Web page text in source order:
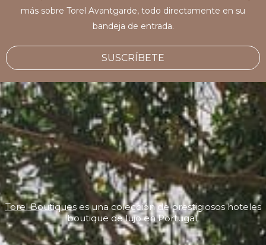
más sobre Torel Avantgarde, todo directamente en su
bandeja de entrada.
SUSCRÍBETE
Torel Boutiqueses una colección de prestigiosos hoteles
boutique de lujo en Portugal.